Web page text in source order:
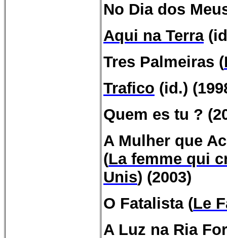
No Dia dos
Aqui na Terra
Tres Palmeiras (
Trafico (id.)
Quem es tu ?
A Mulher que
(La femme qui
Unis) (2003)
O Fatalista (Le
A Luz na Ria